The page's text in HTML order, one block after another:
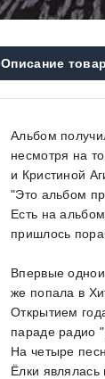
Описание
Альбом
несмотря на
и Кристиной
"Это альбом
Есть на
пришлось
Впервые
же попала в
Открытием
параде радио
На четыре
Ёлки